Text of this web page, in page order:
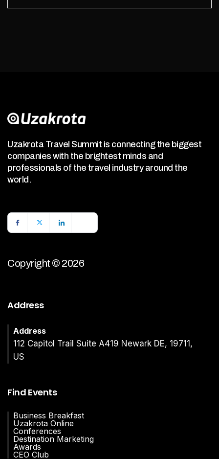
Uzakrota Travel Summit is connecting the biggest
companies with the brightest minds and
professionals of the travel industry around the
world.
Copyright © 2026
Address
Address
112 Capitol Trail Suite A419 Newark DE, 19711,
US
Find Events
Business Breakfast
Uzakrota Online
Conferences
Destination Marketing
Awards
CEO Club